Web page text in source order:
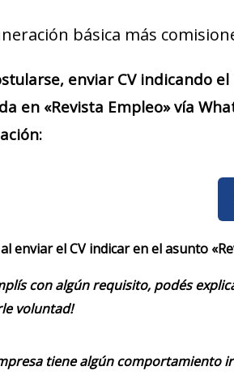
básica más
enviar CV indicando
en «Revista Empleo» vía
enviar el CV indicar en el asunto
con algún requisito, podés
voluntad!
tiene algún comportamiento